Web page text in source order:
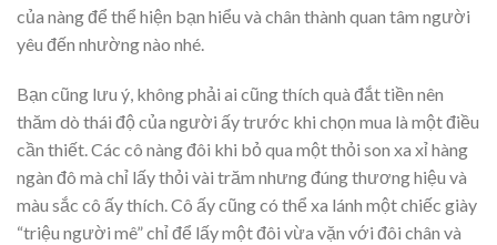
của nàng để thể hiện bạn hiểu và chân thành quan tâm người
yêu đến nhường nào nhé.
Bạn cũng lưu ý, không phải ai cũng thích quà đắt tiền nên
thăm dò thái độ của người ấy trước khi chọn mua là một điều
cần thiết. Các cô nàng đôi khi bỏ qua một thỏi son xa xỉ hàng
ngàn đô mà chỉ lấy thỏi vài trăm nhưng đúng thương hiệu và
màu sắc cô ấy thích. Cô ấy cũng có thể xa lánh một chiếc giày
“triệu người mê” chỉ để lấy một đôi vừa vặn với đôi chân và